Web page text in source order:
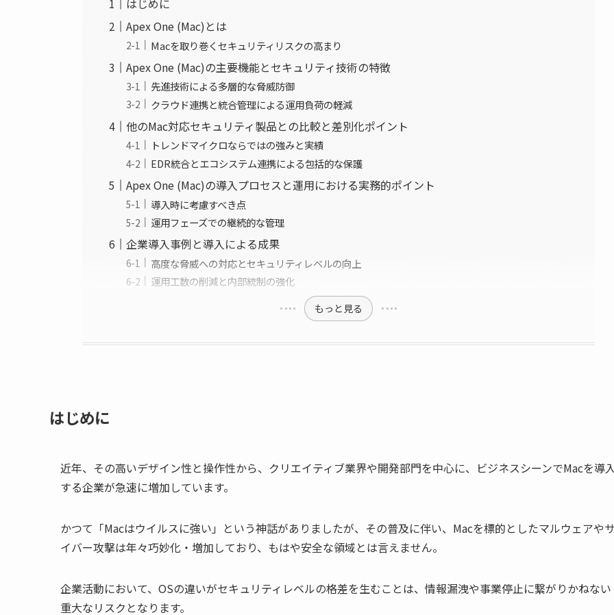
はじめに
Apex One (Mac)とは
Macを取り巻くセキュリティリスクの高まり
Apex One (Mac)の主要機能とセキュリティ技術の特徴
先進技術による多層的な脅威防御
クラウド連携と統合管理による運用負荷の軽減
他のMac対応セキュリティ製品との比較と差別化ポイント
トレンドマイクロならではの強みと実績
EDR統合とエコシステム連携による包括的な保護
Apex One (Mac)の導入プロセスと運用における実務的ポイント
導入時に考慮すべき点
運用フェーズでの継続的な管理
企業導入事例と導入による成果
高度な脅威への対応とセキュリティレベルの向上
運用工数の削減と内部統制の強化
もっと見る
はじめに
近年、その高いデザイン性と操作性から、クリエイティブ業界や開発部門を中心に、ビジネスシーンでMacを導
する企業が急速に増加しています。
かつて「Macはウイルスに強い」という神話がありましたが、その普及に伴い、Macを標的としたマルウェアや
イバー攻撃は年々巧妙化・増加しており、もはや安全な領域とは言えません。
企業活動において、OSの違いがセキュリティレベルの格差を生むことは、情報漏洩や事業停止に繋がりかねない
重大なリスクとなります。